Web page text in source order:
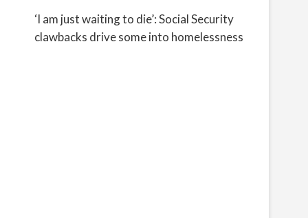
‘I am just waiting to die’: Social Security
clawbacks drive some into homelessness